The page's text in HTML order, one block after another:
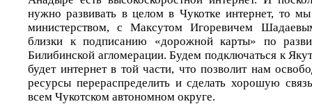
нужно развивать в целом в Чукотке интернет, то
министерством, с Максутом Игоревичем
близки к подписанию «дорожной карты» по
Билибинской агломерации. Будем подключаться к
будет интернет в той части, что позволит нам
ресурсы перераспределить и сделать хорошую
всем Чукотском автономном округе.